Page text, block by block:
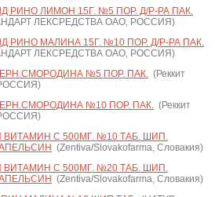
РИНО ЛИМОН 15Г. №5 ПОР. Д/Р-РА ПАК.
ЛЕКСРЕДСТВА ОАО, РОССИЯ)
РИНО МАЛИНА 15Г. №10 ПОР. Д/Р-РА ПАК.
ЛЕКСРЕДСТВА ОАО, РОССИЯ)
№5 ПОР. ПАК.(Реккит
РОССИЯ)
№10 ПОР. ПАК.(Реккит
РОССИЯ)
ВИТАМИН С 500МГ. №10 ТАБ. ШИП.
(Zentiva/Slovakofarma, Словакия)
ВИТАМИН С 500МГ. №20 ТАБ. ШИП.
(Zentiva/Slovakofarma, Словакия)